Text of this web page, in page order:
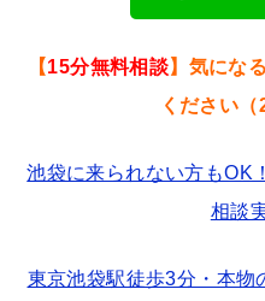
【15分無料相談】気にな
ください（
池袋に来られない方もOK
相談
東京池袋駅徒歩3分・本物